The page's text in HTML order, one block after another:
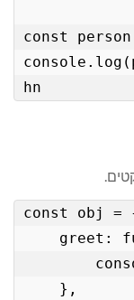
const
hn
const obj =